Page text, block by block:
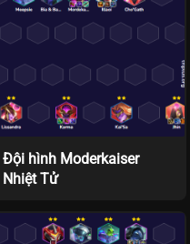
Đội hình Moderkaiser
Nhiệt Tử